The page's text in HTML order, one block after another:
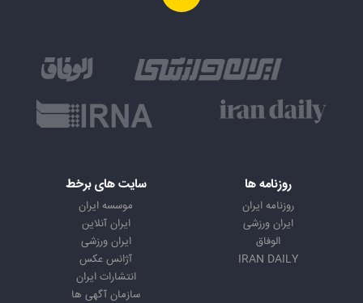
روزنامه ها
روزنامه ایران
ایران ورزشی
الوفاق
IRAN DAILY
سایت های برخط
موسسه ایران
ایران آنلاین
ایران ورزشی
آژانس عکس
انتشارات ایران
سازمان آگهی ها